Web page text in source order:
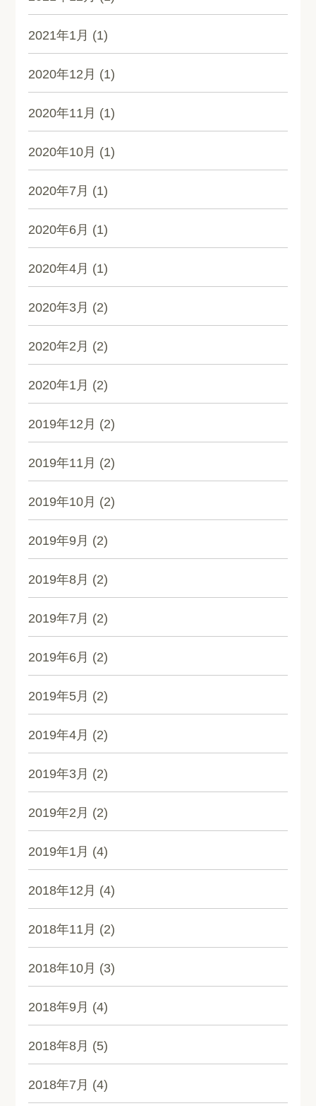
2021年1月 (1)
2020年12月 (1)
2020年11月 (1)
2020年10月 (1)
2020年7月 (1)
2020年6月 (1)
2020年4月 (1)
2020年3月 (2)
2020年2月 (2)
2020年1月 (2)
2019年12月 (2)
2019年11月 (2)
2019年10月 (2)
2019年9月 (2)
2019年8月 (2)
2019年7月 (2)
2019年6月 (2)
2019年5月 (2)
2019年4月 (2)
2019年3月 (2)
2019年2月 (2)
2019年1月 (4)
2018年12月 (4)
2018年11月 (2)
2018年10月 (3)
2018年9月 (4)
2018年8月 (5)
2018年7月 (4)